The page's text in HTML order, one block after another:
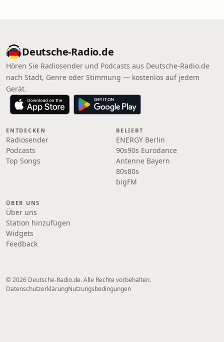
Deutsche-Radio.de
Hören Sie Radiosender und Podcasts aus Deutsche-Radio.de
nach Stadt, Genre oder Stimmung — kostenlos auf jedem
Gerät.
ENTDECKEN
Radiosender
Podcasts
Top Songs
BELIEBT
ENERGY Berlin
90s90s Eurodance
Antenne Bayern
80s80s
bigFM
ÜBER UNS
Über uns
Station hinzufügen
Widgets
Feedback
© 2026 Deutsche-Radio.de. Alle Rechte vorbehalten.
DatenschutzerklärungNutzungsbedingungen